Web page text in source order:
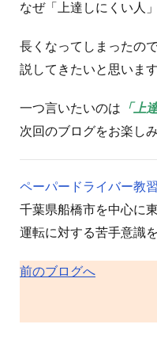
なぜ「上達しにくい人
長くなってしまったの
説してきたいと思います
一つ言いたいのは 「上
次回のブログをお楽しみ
ペーパードライバー教
千葉県船橋市を中心に
運転に対する苦手意識
前のブログへ